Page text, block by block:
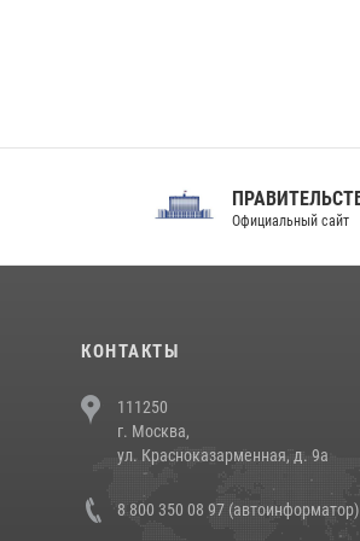
ПРАВИТЕЛЬСТВО РФ
Официальный сайт
КОНТАКТЫ
111250
г. Москва,
ул. Красноказарменная, д. 9а
8 800 350 08 97 (автоинформатор)